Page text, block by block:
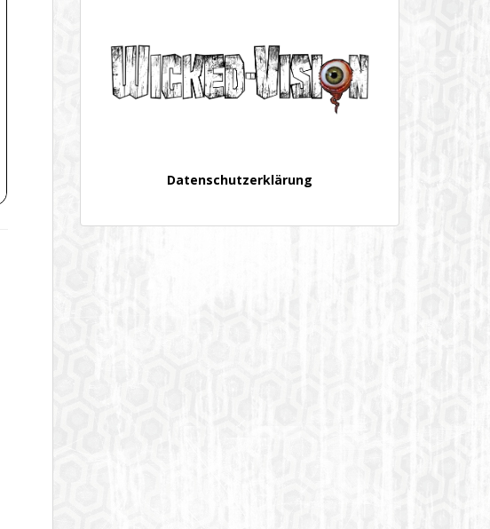
Datenschutzerklärung